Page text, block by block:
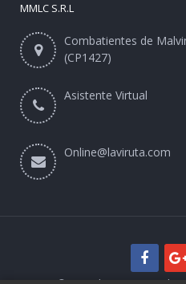
MMLC S.R.L
Combatientes de
(CP1427)
Asistente Virtual
Online@laviruta.com